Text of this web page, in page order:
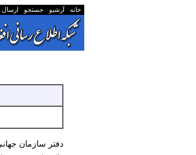
خانه آرشیو جستجو
دفتر سازمان